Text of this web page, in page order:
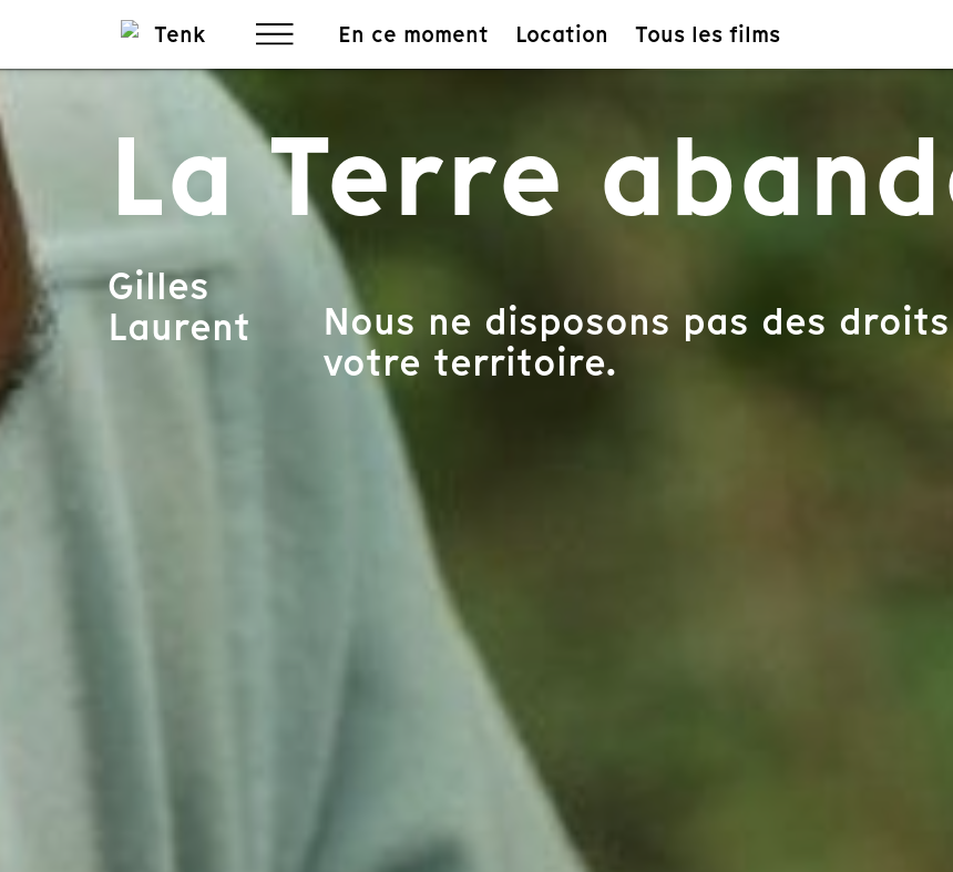
En ce moment Location Tous les films
La Terre
Gilles
Laurent Nous ne disposons pas des
votre territoire.